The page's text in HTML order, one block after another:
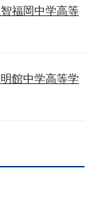
福岡中学高等
館中学高等学